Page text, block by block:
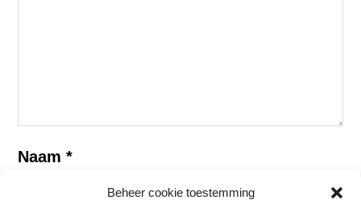
Beheer cookie toestemming
Naam*